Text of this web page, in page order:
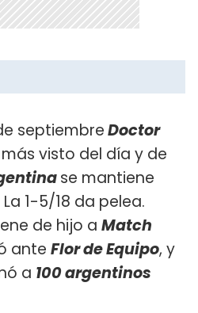
septiembreDoctor
visto del día y de
se mantiene
1-5/18 da pelea.
de hijo a Match
ante Flor de Equipo, y
a 100 argentinos